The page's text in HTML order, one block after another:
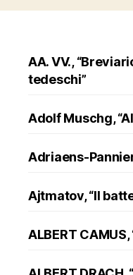
AA. VV.,
tedeschi”
Adolf Muschg,
Adriaens-
Ajtmatov, “Il
ALBERT